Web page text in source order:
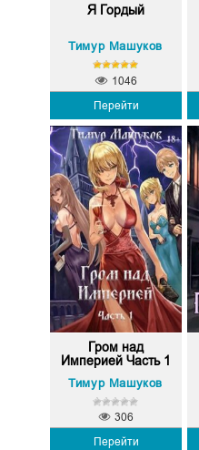
Я Гордый
Тимур Машуков
Перейти
1046
Гром над
Империей Часть 1
Тимур Машуков
Перейти
306